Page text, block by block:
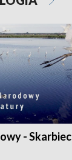
- Skarbiec